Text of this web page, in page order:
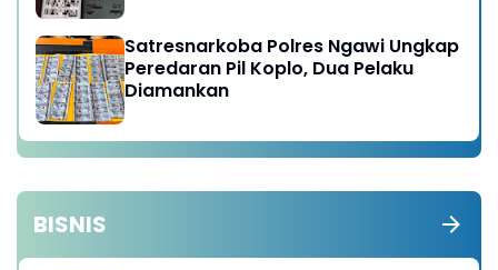
Satresnarkoba Polres Ngawi Ungkap
Peredaran Pil Koplo, Dua Pelaku
Diamankan
BISNIS